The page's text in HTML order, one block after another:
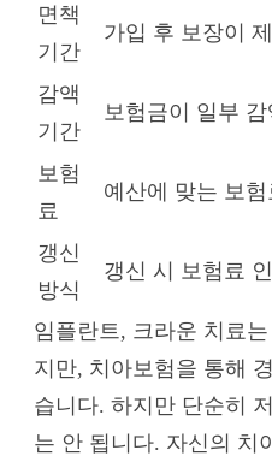
면책
기간
가입 후 보장이
감액
기간
보험금이 일부
보험
료
예산에 맞는 보
갱신
방식
갱신 시 보험료
임플란트, 크라운 치료
지만, 치아보험을 통해
습니다. 하지만 단순히
는 안 됩니다. 자신의 치